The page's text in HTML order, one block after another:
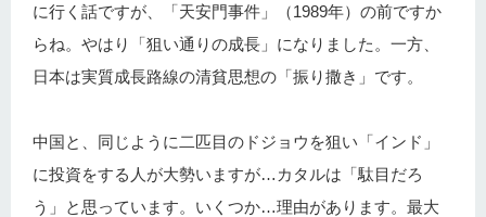
に行く話ですが、「天安門事件」（1989年）の前ですか
らね。やはり「狙い通りの成長」になりました。一方、
日本は実質成長路線の清貧思想の「振り撒き」です。
中国と、同じように二匹目のドジョウを狙い「インド」
に投資をする人が大勢いますが…カタルは「駄目だろ
う」と思っています。いくつか…理由があります。最大